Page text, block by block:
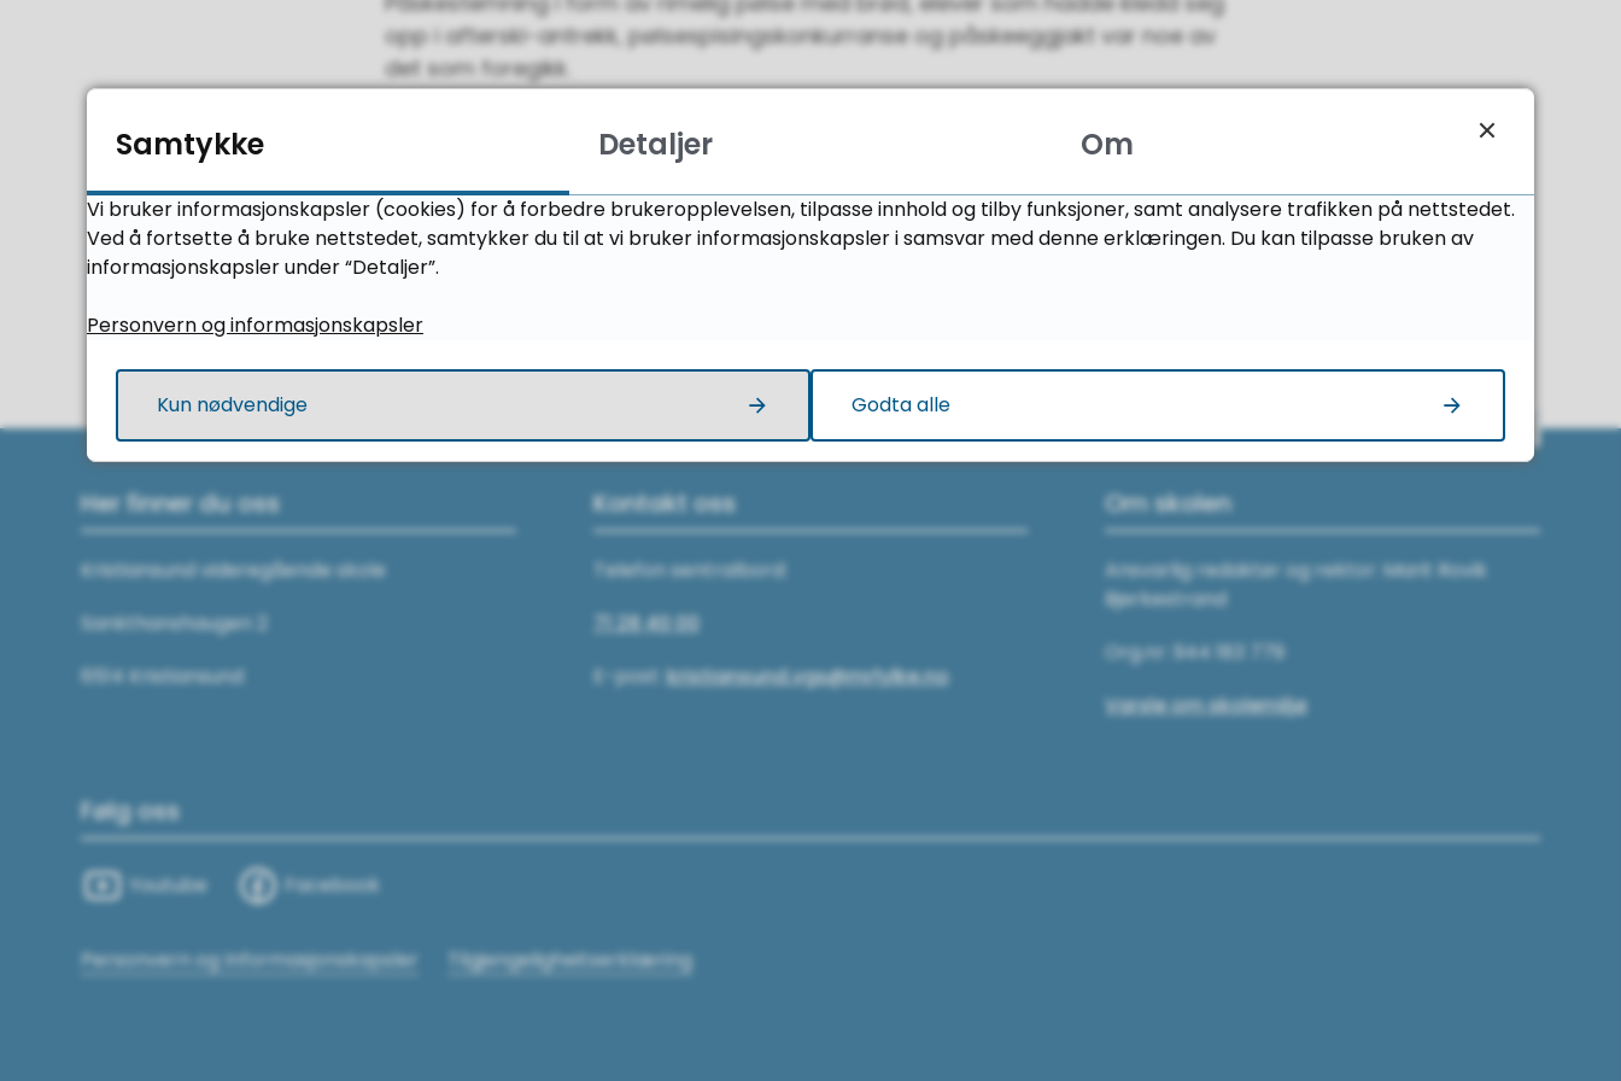
opp i afterski-antrekk, pølsespisingskonkurranse og påskeeggjakt var noe av
det som foregikk.
God påskeferie til alle sammen!
Her finner du oss
Kristiansund videregående skole
Sankthanshaugen 2
6514 Kristiansund
Kontakt oss
Telefon sentralbord:
71 28 40 00
E-post:kristiansund.vgs@mrfylke.no
Om skolen
Ansvarlig redaktør og rektor: Marit Rovik
Bjerkestrand
Org.nr: 944 183 779
Varsle om skolemiljø
Følg oss
Youtube Facebook
Personvern og Informasjonskapsler Tilgjengeligheitserklæring
Til toppen
Samtykke Detaljer Om
Vi bruker informasjonskapsler (cookies) for å forbedre brukeropplevelsen, tilpasse innhold og tilby funksjoner, samt analysere trafikken på nettstedet.
Ved å fortsette å bruke nettstedet, samtykker du til at vi bruker informasjonskapsler i samsvar med denne erklæringen. Du kan tilpasse bruken av
informasjonskapsler under “Detaljer”.
Personvern og informasjonskapsler
Kun nødvendige Godta alle